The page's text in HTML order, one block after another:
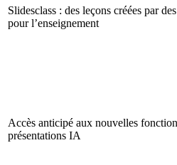
Slidesclass : des leçons créées par
pour l’enseignement
Accès anticipé aux nouvelles
présentations IA